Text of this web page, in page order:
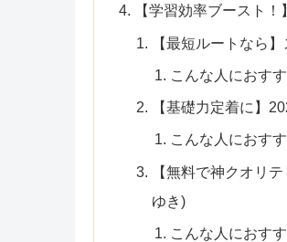
【学習効率ブースト
【最短ルートなら
こんな人におす
【基礎力定着に】
こんな人におす
【無料で神クオリ
ゆき)
こんな人におす